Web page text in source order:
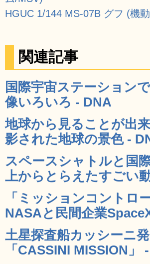
HGUC 1/144 MS-07B グフ (機
関連記事
国際宇宙ステーション
像いろいろ - DNA
地球から見ることが出
影された地球の景色 -
スペースシャトルと国
上からとらえたすごい
「ミッションコントロ
NASAと民間企業
土星探査船カッシーニ
「CASSINI MISSION」